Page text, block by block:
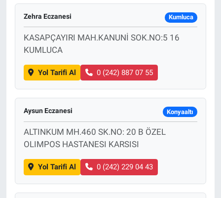
Zehra Eczanesi Kumluca
KASAPÇAYIRI MAH.KANUNİ SOK.NO:5 16
KUMLUCA
Yol Tarifi Al 0 (242) 887 07 55
Aysun Eczanesi Konyaaltı
ALTINKUM MH.460 SK.NO: 20 B ÖZEL
OLIMPOS HASTANESI KARSISI
Yol Tarifi Al 0 (242) 229 04 43